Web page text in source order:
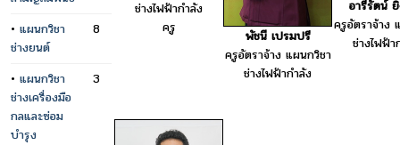
• แผนกวิชา
ช่างยนต์
8
• แผนกวิชา
ช่างเครื่องมือ
กลและซ่อม
บำรุง
3
ช่างไฟฟ้ากำลัง
ครู
พัชนี เปรมปรี
ครูอัตราจ้าง แผนกวิชา
ช่างไฟฟ้ากำลัง
อารีรัตน์
ครูอัตราจ้าง
ช่างไฟฟ้า